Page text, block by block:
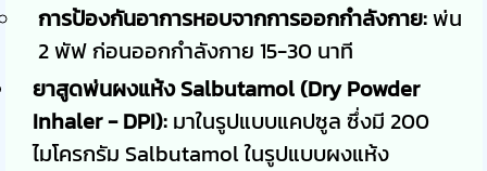
การป้องกันอาการหอบจากการออกกำลังกาย:พ่น
2 พัฟ ก่อนออกกำลังกาย 15-30 นาที
ยาสูดพ่นผงแห้ง Salbutamol (Dry Powder
Inhaler - DPI): มาในรูปแบบแคปซูล ซึ่งมี 200
ไมโครกรัม Salbutamol ในรูปแบบผงแห้ง